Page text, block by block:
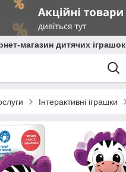
магазин дитячих іграшок
Інтерактивні іграшки